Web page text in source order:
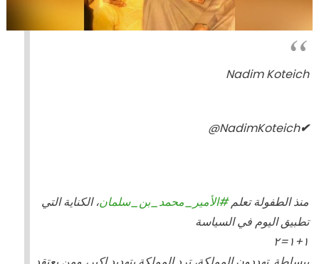
Nadim Koteich
✔
@NadimKoteich
منذ الطفولة تعلم#الأمير_محمد_بن_سلمان، الكناية التي
تطبيق اليوم في السياسة
١+١=٢